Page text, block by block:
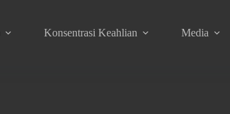
Konsentrasi Keahlian Media